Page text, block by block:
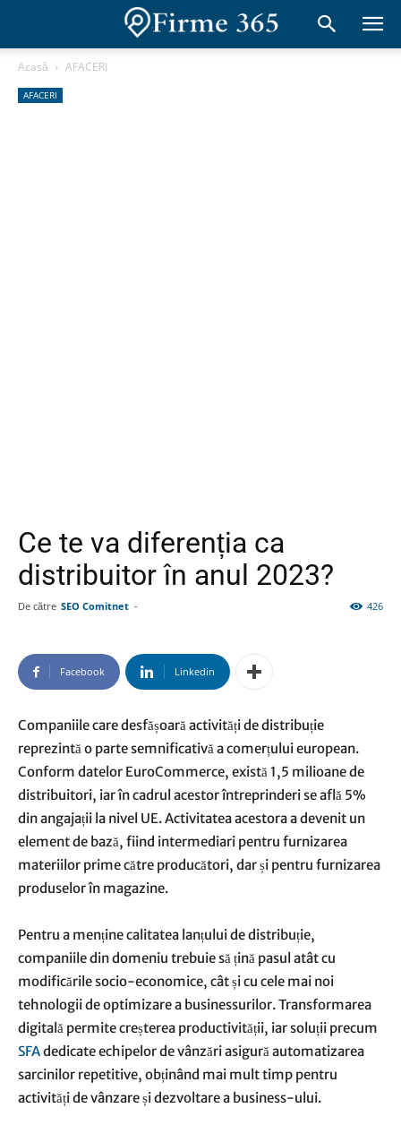
Acasă AFACERI
AFACERI
Ce te va diferenția ca
distribuitor în anul 2023?
De către SEO Comitnet - 426
Facebook Linkedin
Companiile care desfășoară activități de distribuție
reprezintă o parte semnificativă a comerțului european.
Conform datelor EuroCommerce, există 1,5 milioane de
distribuitori, iar în cadrul acestor întreprinderi se află 5%
din angajații la nivel UE. Activitatea acestora a devenit un
element de bază, fiind intermediari pentru furnizarea
materiilor prime către producători, dar și pentru furnizarea
produselor în magazine.
Pentru a menține calitatea lanțului de distribuție,
companiile din domeniu trebuie să țină pasul atât cu
modificările socio-economice, cât și cu cele mai noi
tehnologii de optimizare a businessurilor. Transformarea
digitală permite creșterea productivității, iar soluții precum
SFAdedicate echipelor de vânzări asigură automatizarea
sarcinilor repetitive, obținând mai mult timp pentru
activități de vânzare și dezvoltare a business-ului.